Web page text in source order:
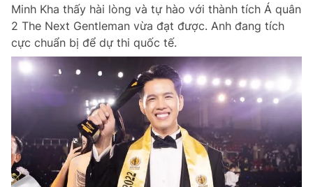
Minh Kha thấy hài lòng và tự hào với thành tích Á quân
2 The Next Gentleman vừa đạt được. Anh đang tích
cực chuẩn bị để dự thi quốc tế.